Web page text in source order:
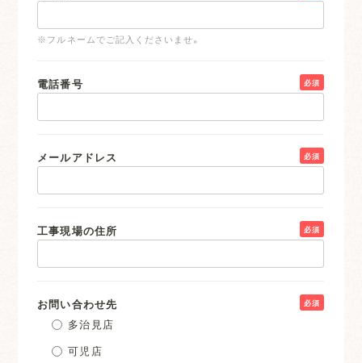
※フルネームでご記入くださいませ。
電話番号 必須
メールアドレス 必須
工事現場の住所 必須
お問い合わせ先 必須
多治見店
可児店